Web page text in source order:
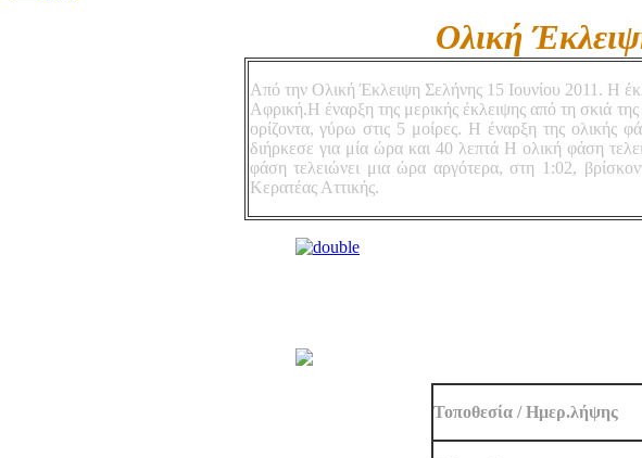
Ολική
Από την Ολική Έκλειψη Σελήνης 15 Ιουνίου 2011. Η
Αφρική.Η έναρξη της μερικής έκλειψης από τη σκιά
ορίζοντα, γύρω στις 5 μοίρες. Η έναρξη της ολικής
διήρκεσε για μία ώρα και 40 λεπτά Η ολική φάση
φάση τελειώνει μια ώρα αργότερα, στη 1:02,
Κερατέας Αττικής.
Τοποθεσία / Ημερ.λήψης